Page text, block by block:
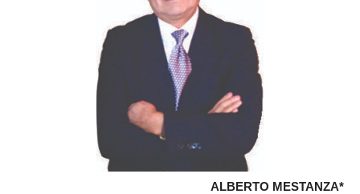
ALBERTO MESTANZA*